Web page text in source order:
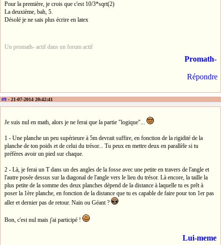
Pour la première, je crois que c'est 10/3*sqrt(2)
La deuxième, bah, 5.
Désolé je ne sais plus écrire en latex
Un promath- actif dans un forum actif
Promath-
Répondre
#9 - 21-07-2014 20:42:41
Je suis nul en math, alors je ne ferai que la partie "logique"...
1 - Une planche un peu supérieure à 5m devrait suffire, en fonction de la rigidité de la
planche de ton poids et de celui du trésor... Tu peux en mettre deux en parallèle si tu
préfères avoir un pied sur chaque.
2 - Là, je ferai un T dans un des angles de la fosse avec une petite en travers de l'angle et
l'autre posée dessus sur la diagonal de l'angle vers le lieu du trésor. Là encore, la taille la
plus petite de la somme des deux planches dépend de la distance à laquelle tu es prêt à
poser la 1ère planche, en fonction de la distance que tu es capable de faire pour ton 1er pas
aller et dernier pas de retour. Nain ou Géant ?
Bon, c'est nul mais j'ai participé !
Lui-meme